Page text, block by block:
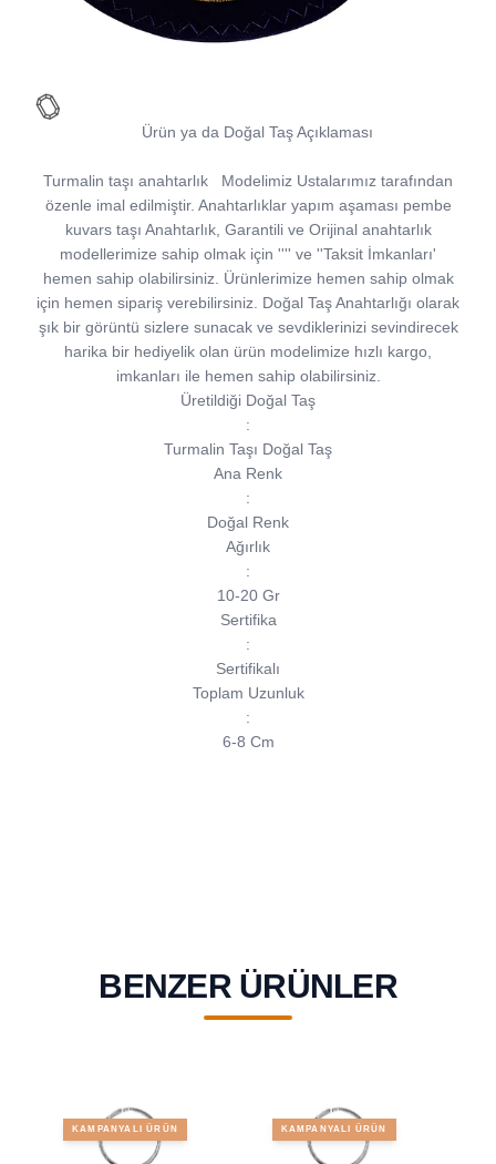
Ürün ya da Doğal Taş Açıklaması
Turmalin taşı anahtarlık
Modelimiz Ustalarımız tarafından
özenle imal edilmiştir. Anahtarlıklar yapım aşaması pembe
kuvars taşı Anahtarlık, Garantili ve Orijinal anahtarlık
modellerimize sahip olmak için '''' ve ''Taksit İmkanları'
hemen sahip olabilirsiniz. Ürünlerimize hemen sahip olmak
için hemen sipariş verebilirsiniz. Doğal Taş Anahtarlığı olarak
şık bir görüntü sizlere sunacak ve sevdiklerinizi sevindirecek
harika bir hediyelik olan ürün modelimize hızlı kargo,
imkanları ile hemen sahip olabilirsiniz.
Üretildiği Doğal Taş
:
Turmalin Taşı Doğal Taş
Ana Renk
:
Doğal Renk
Ağırlık
:
10-20 Gr
Sertifika
:
Sertifikalı
Toplam Uzunluk
:
6-8 Cm
BENZER ÜRÜNLER
KAMPANYALI ÜRÜN KAMPANYALI ÜRÜN